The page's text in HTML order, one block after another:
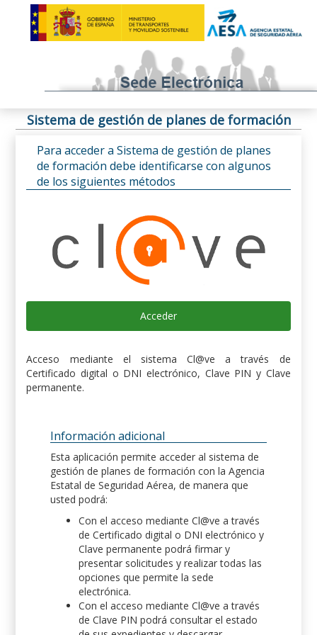
Sistema de gestión de planes de formación
Para acceder a Sistema de gestión de planes
de formación debe identificarse con algunos
de los siguientes métodos
Acceder
Acceso mediante el sistema Cl@ve a través de
Certificado digital o DNI electrónico, Clave PIN y Clave
permanente.
Información adicional
Esta aplicación permite acceder al sistema de
gestión de planes de formación con la Agencia
Estatal de Seguridad Aérea, de manera que
usted podrá:
Con el acceso mediante Cl@ve a través
de Certificado digital o DNI electrónico y
Clave permanente podrá firmar y
presentar solicitudes y realizar todas las
opciones que permite la sede
electrónica.
Con el acceso mediante Cl@ve a través
de Clave PIN podrá consultar el estado